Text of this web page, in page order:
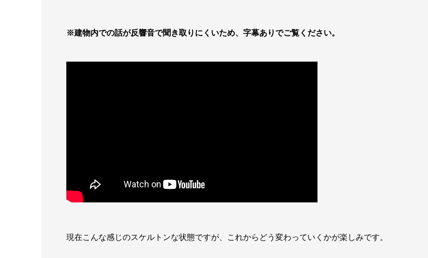
※建物内での話が反響音で聞き取りにくいため、字幕ありでご覧ください。
現在こんな感じのスケルトンな状態ですが、これからどう変わっていくかが楽しみです。